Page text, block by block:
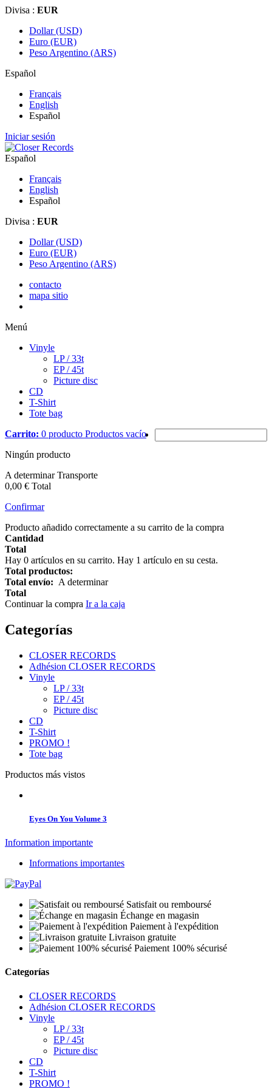
Divisa : EUR
Dollar (USD)
Euro (EUR)
Peso Argentino (ARS)
Español
Français
English
Español
Iniciar sesión
Español
Français
English
Español
Divisa : EUR
Dollar (USD)
Euro (EUR)
Peso Argentino (ARS)
contacto
mapa sitio
Menú
Vinyle
LP / 33t
EP / 45t
Picture disc
CD
T-Shirt
Tote bag
Carrito: 0 producto Productos vacío
Ningún producto
A determinarTransporte
0,00 € Total
Confirmar
Producto añadido correctamente a su carrito de la compra
Cantidad
Total
Hay 0 artículos en su carrito. Hay 1 artículo en su cesta.
Total productos:
Total envío: A determinar
Total
Continuar la compra Ir a la caja
Categorías
CLOSER RECORDS
Adhésion CLOSER RECORDS
Vinyle
LP / 33t
EP / 45t
Picture disc
CD
T-Shirt
PROMO !
Tote bag
Productos más vistos
Eyes On You Volume 3
Information importante
Informations importantes
Satisfait ou remboursé
Échange en magasin
Paiement à l'expédition
Livraison gratuite
Paiement 100% sécurisé
Categorías
CLOSER RECORDS
Adhésion CLOSER RECORDS
Vinyle
LP / 33t
EP / 45t
Picture disc
CD
T-Shirt
PROMO !